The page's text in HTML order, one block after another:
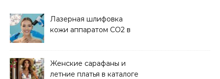
Лазерная шлифовка
кожи аппаратом CO2 в
Женские сарафаны и
летние платья в каталоге